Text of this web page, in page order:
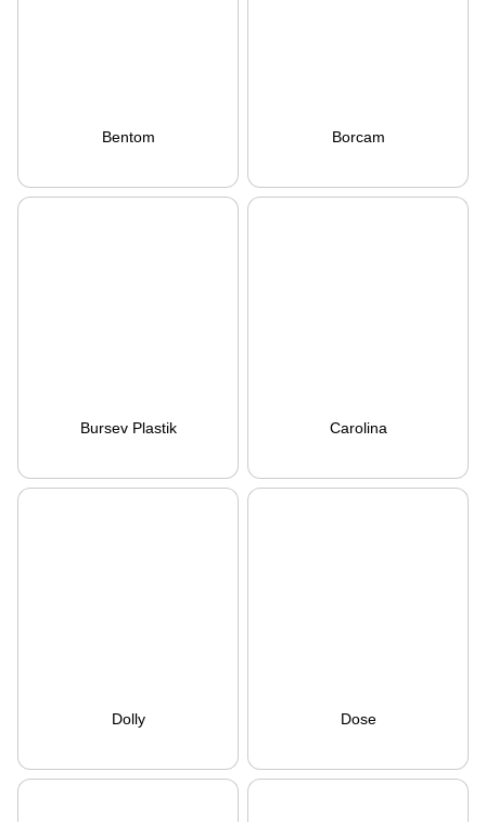
Bentom Borcam
Bursev Plastik Carolina
Dolly Dose